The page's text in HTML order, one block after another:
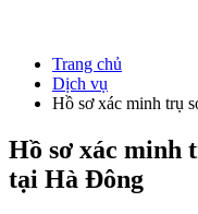
Trang chủ
Dịch vụ
Hồ sơ xác minh trụ
Hồ sơ xác minh
tại Hà Đông